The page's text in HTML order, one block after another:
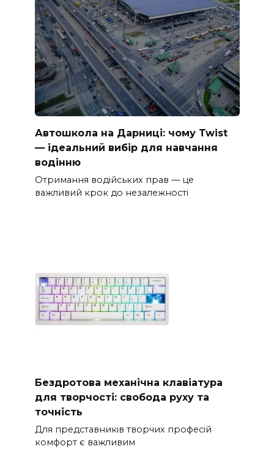
Автошкола на Дарниці: чому Twist
— ідеальний вибір для навчання
водінню
Отримання водійських прав — це
важливий крок до незалежності
Бездротова механічна клавіатура
для творчості: свобода руху та
точність
Для представників творчих професій
комфорт є важливим